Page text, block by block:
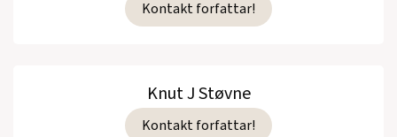
Kontakt forfattar!
Knut J Støvne
Kontakt forfattar!